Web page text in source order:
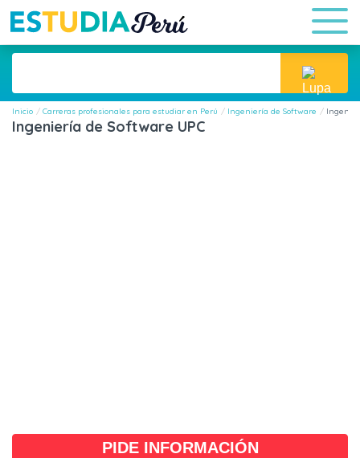
Inicio Carreras profesionales para estudiar en Perú Ingeniería de Software
Ingeniería de Software UPC
PIDE INFORMACIÓN